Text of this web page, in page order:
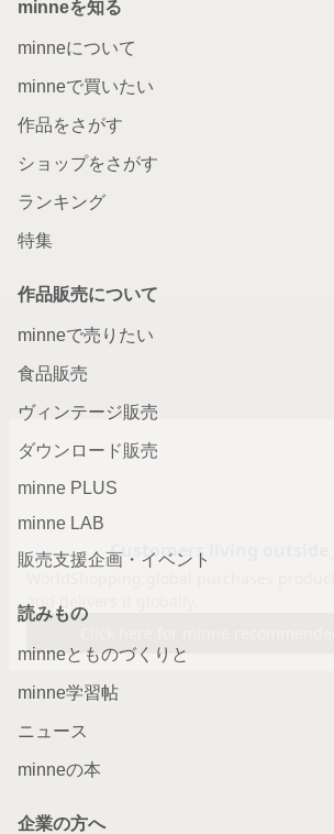
minneを知る
minneについて
minneで買いたい
作品をさがす
ショップをさがす
ランキング
特集
作品販売について
minneで売りたい
食品販売
ヴィンテージ販売
ダウンロード販売
minne PLUS
minne LAB
販売支援企画・イベント
読みもの
minneとものづくりと
minne学習帖
ニュース
minneの本
企業の方へ